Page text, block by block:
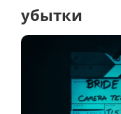
убытки